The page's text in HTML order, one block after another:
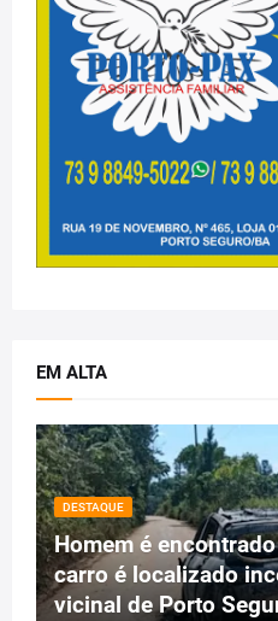
EM ALTA
DESTAQUE
Homem é
carro é localizado
vicinal de Porto